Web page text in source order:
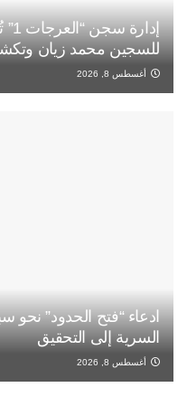
للسجين محمد زيان
أغسطس 8, 2026
ادعاء “فتح الحدود”
السرية إلى التحقيق
أغسطس 8, 2026